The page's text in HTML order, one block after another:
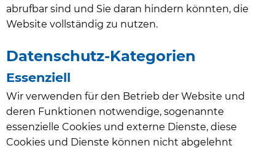
abrufbar sind und Sie daran hindern könnten, die
Website vollständig zu nutzen.
Datenschutz-Kategorien
Essenziell
Wir verwenden für den Betrieb der Website und
deren Funktionen notwendige, sogenannte
essenzielle Cookies und externe Dienste, diese
Cookies und Dienste können nicht abgelehnt